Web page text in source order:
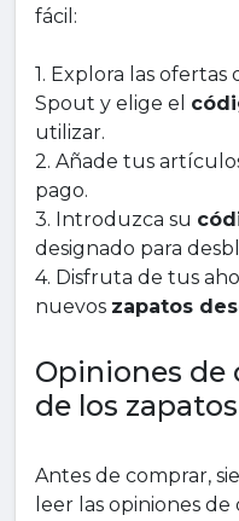
fácil:
1. Explora las
Spout y elige el
utilizar.
2. Añade tus
pago.
3. Introduzca su
designado para
4. Disfruta de tus
nuevos zapatos
Opiniones de
de los
Antes de comprar,
leer las opiniones